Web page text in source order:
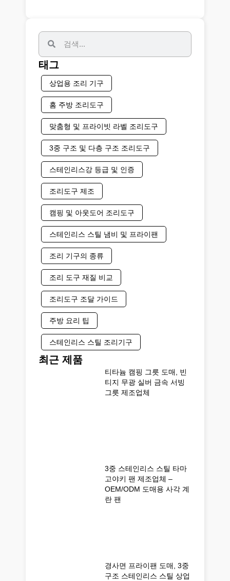
태그
상업용 조리 기구
홈 주방 조리도구
맞춤형 및 프라이빗 라벨 조리도구
3중 구조 및 다층 구조 조리도구
스테인리스강 등급 및 인증
조리도구 제조
캠핑 및 아웃도어 조리도구
스테인리스 스틸 냄비 및 프라이팬
조리 기구의 종류
조리 도구 재질 비교
조리도구 조달 가이드
주방 요리 팁
스테인리스 스틸 조리기구
최근 제품
티타늄 캠핑 그릇 도매, 빈
티지 무광 실버 금속 서빙
그릇 제조업체
3중 스테인리스 스틸 타마
고야키 팬 제조업체 –
OEM/ODM 도매용 사각 계
란 팬
경사면 프라이팬 도매, 3중
구조 스테인리스 스틸 상업